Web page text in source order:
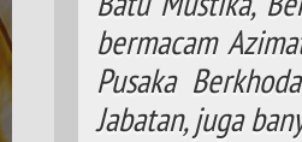
bermacam
Pusaka
Jabatan, juga